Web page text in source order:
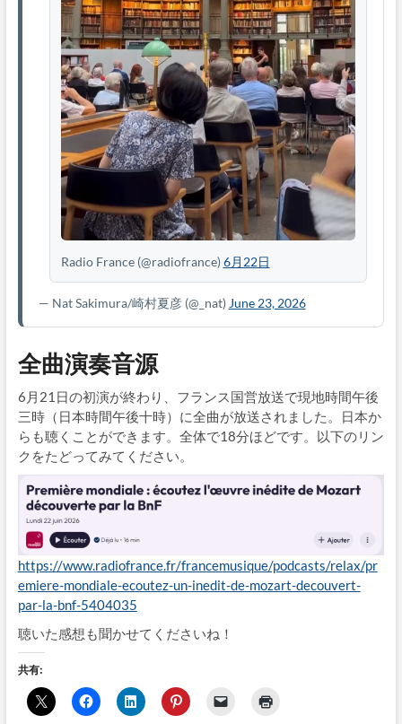
Radio France (@radiofrance) 6月22日
— Nat Sakimura/崎村夏彦 (@_nat) June 23, 2026
全曲演奏音源
6月21日の初演が終わり、フランス国営放送で現地時間午後
三時（日本時間午後十時）に全曲が放送されました。日本か
らも聴くことができます。全体で18分ほどです。以下のリン
クをたどってみてください。
https://www.radiofrance.fr/francemusique/podcasts/relax/pr
emiere-mondiale-ecoutez-un-inedit-de-mozart-decouvert-
par-la-bnf-5404035
聴いた感想も聞かせてくださいね！
共有: